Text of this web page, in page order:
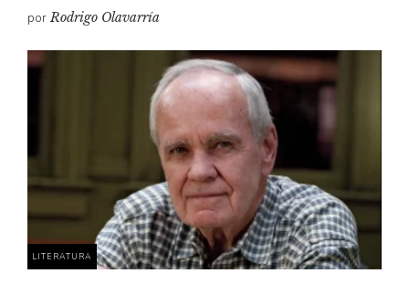
porRodrigo Olavarría
LITERATURA